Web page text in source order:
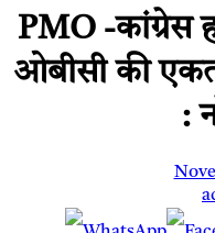
PMO -कांग्रेस
ओबीसी की
: